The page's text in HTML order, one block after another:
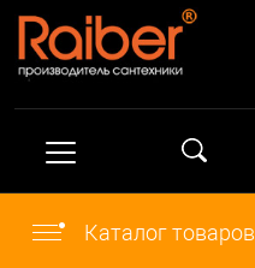
Каталог товаров